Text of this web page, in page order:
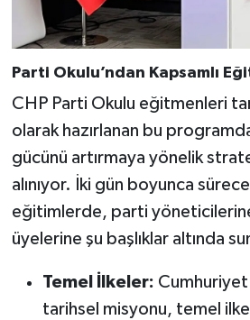
Parti Okulu’ndan Kapsamlı
CHP Parti Okulu eğitmenleri
olarak hazırlanan bu
gücünü artırmaya yönelik
alınıyor. İki gün boyunca
eğitimlerde, parti
üyelerine şu başlıklar altında
Temel İlkeler: Cumhuriyet
tarihsel misyonu, temel